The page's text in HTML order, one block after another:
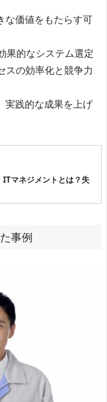
な価値をもたらす可
果的なシステム選定
スの効率化と競争力
実践的な成果を上げ
マネジメントとは？失
事例